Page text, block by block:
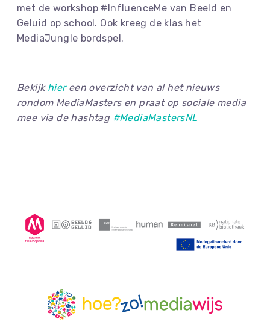
met de workshop #InfluenceMe van Beeld en
Geluid op school. Ook kreeg de klas het
MediaJungle bordspel.
Bekijk hiereen overzicht van al het nieuws
rondom MediaMasters en praat op sociale media
mee via de hashtag #MediaMastersNL